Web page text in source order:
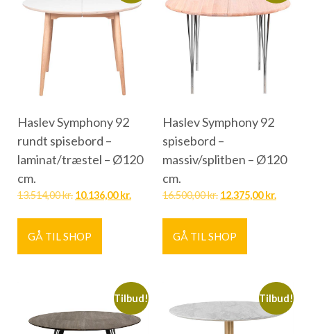
Haslev Symphony 92
rundt spisebord –
laminat/træstel – Ø120
cm.
13.514,00kr. 10.136,00 kr.
GÅ TIL SHOP
Haslev Symphony 92
spisebord –
massiv/splitben – Ø120
cm.
16.500,00kr. 12.375,00 kr.
GÅ TIL SHOP
Tilbud! Tilbud!